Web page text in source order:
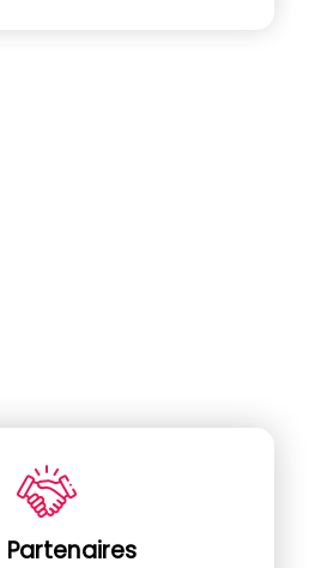
Partenaires